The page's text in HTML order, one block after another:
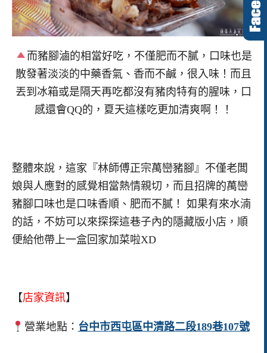
而豬腳滷的相當好吃，不僅肥而不膩，口味也是
散發著淡淡的中藥香氣、香而不鹹，很入味！而且
丟到冰箱或是隔天再吃都沒有豬肉特有的腥味，口
感還會QQ的，夏天這樣吃更加清爽啊！！
整體來說，這家『林師傅正宗萬巒豬腳』不僅老闆
娘與人應對的感覺相當熱情親切，而且招牌的萬巒
豬腳口味也是口味香順、肥而不膩！ 如果有來水湳
的話，不妨可以來探探這巷子內的隱藏版小店，順
便給他帶上一盒回家加菜啦XD
【店家資訊】
營業地點： 台中市西屯區中清路二段189巷107號